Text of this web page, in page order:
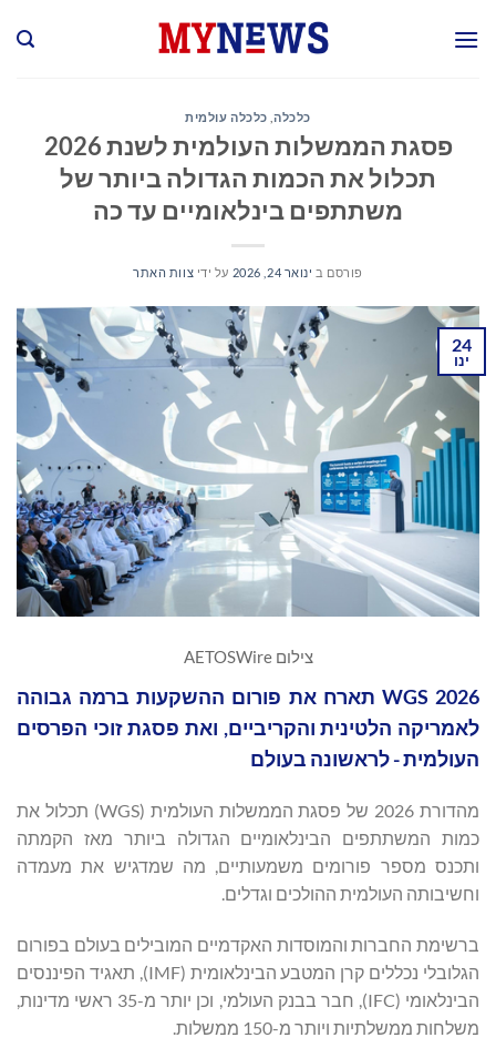
כלכלה, כלכלה עולמית
פסגת הממשלות העולמית לשנת 2026
תכלול את הכמות הגדולה ביותר של
משתתפים בינלאומיים עד כה
פורסם ב ינואר 24, 2026 על ידי צוות האתר
24
ינו
צילום AETOSWire
WGS 2026 תארח את פורום ההשקעות ברמה גבוהה
לאמריקה הלטינית והקריביים, ואת פסגת זוכי הפרסים
העולמית - לראשונה בעולם
מהדורת 2026 של פסגת הממשלות העולמית (WGS) תכלול את
כמות המשתתפים הבינלאומיים הגדולה ביותר מאז הקמתה
ותכנס מספר פורומים משמעותיים, מה שמדגיש את מעמדה
וחשיבותה העולמית ההולכים וגדלים.
ברשימת החברות והמוסדות האקדמיים המובילים בעולם בפורום
הגלובלי נכללים קרן המטבע הבינלאומית (IMF), תאגיד הפיננסים
הבינלאומי (IFC), חבר בבנק העולמי, וכן יותר מ-35 ראשי מדינות,
משלחות ממשלתיות ויותר מ-150 ממשלות.